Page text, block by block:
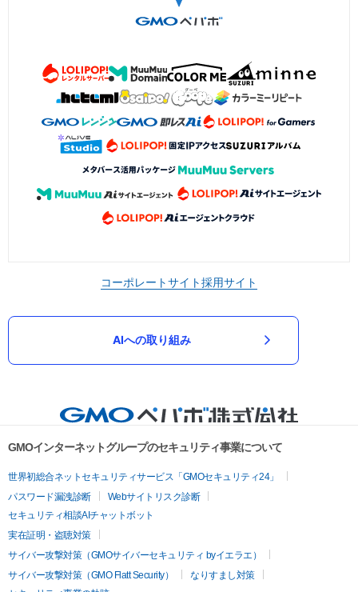
コーポレートサイト採用サイト
AIへの取り組み
GMOインターネットグループのセキュリティ事業について
世界初総合ネットセキュリティサービス「GMOセキュリティ24」
パスワード漏洩診断
Webサイトリスク診断
セキュリティ相談AIチャットボット
実在証明・盗聴対策
サイバー攻撃対策（GMOサイバーセキュリティ byイエラエ）
サイバー攻撃対策（GMO Flatt Security）
なりすまし対策